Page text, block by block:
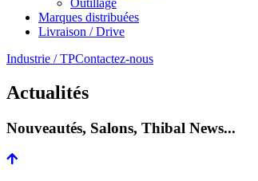
Outillage
Marques distribuées
Livraison / Drive
Industrie / TPContactez-nous
Actualités
Nouveautés, Salons, Thibal News...